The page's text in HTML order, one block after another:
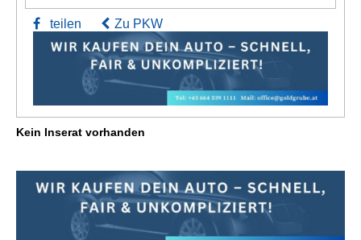
teilen Zu PKW
Kein Inserat vorhanden